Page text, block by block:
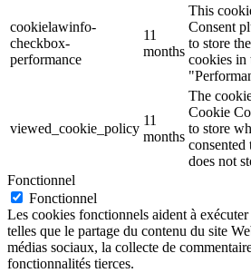
cookielawinfo-
checkbox-
performance
11
months
This
Consent
to store
cookies in
viewed_cookie_policy
11
months
The
Cookie
to store
consented
does not
Fonctionnel
Fonctionnel
Les cookies fonctionnels aident à
telles que le partage du contenu du site
médias sociaux, la collecte de
fonctionnalités tierces.